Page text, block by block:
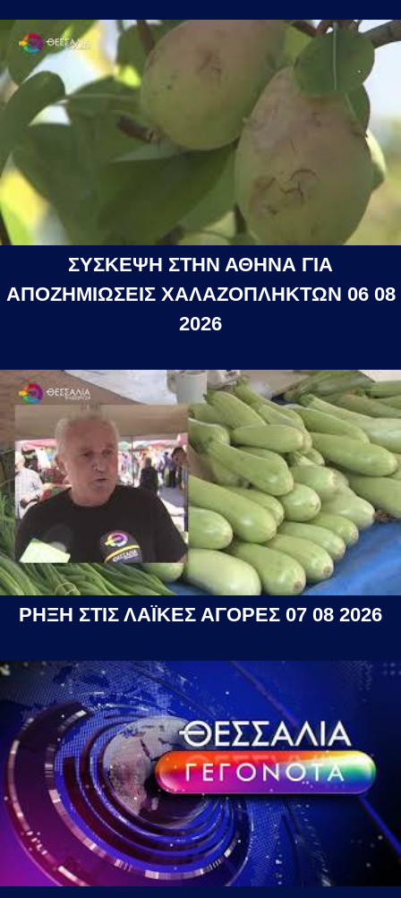
ΣΥΣΚΕΨΗ ΣΤΗΝ ΑΘΗΝΑ ΓΙΑ
ΑΠΟΖΗΜΙΩΣΕΙΣ ΧΑΛΑΖΟΠΛΗΚΤΩΝ 06 08
2026
ΡΗΞΗ ΣΤΙΣ ΛΑΪΚΕΣ ΑΓΟΡΕΣ 07 08 2026